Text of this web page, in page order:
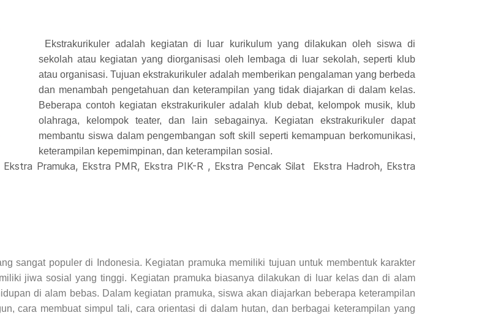
Dari Shalat Duh...
Ekstrakurikuler adalah kegiatan di luar kurikulum yang dilakukan oleh siswa di
sekolah atau kegiatan yang diorganisasi oleh lembaga di luar sekolah, seperti klub
atau organisasi. Tujuan ekstrakurikuler adalah memberikan pengalaman yang berbeda
dan menambah pengetahuan dan keterampilan yang tidak diajarkan di dalam kelas.
Beberapa contoh kegiatan ekstrakurikuler adalah klub debat, kelompok musik, klub
olahraga, kelompok teater, dan lain sebagainya. Kegiatan ekstrakurikuler dapat
membantu siswa dalam pengembangan soft skill seperti kemampuan berkomunikasi,
keterampilan kepemimpinan, dan keterampilan sosial.
Pramuka, Ekstra PMR, Ekstra PIK-R , Ekstra Pencak Silat Ekstra Hadroh, Ekstra
populer di Indonesia. Kegiatan pramuka memiliki tujuan untuk membentuk karakter
jiwa sosial yang tinggi. Kegiatan pramuka biasanya dilakukan di luar kelas dan di alam
di alam bebas. Dalam kegiatan pramuka, siswa akan diajarkan beberapa keterampilan
cara membuat simpul tali, cara orientasi di dalam hutan, dan berbagai keterampilan yang